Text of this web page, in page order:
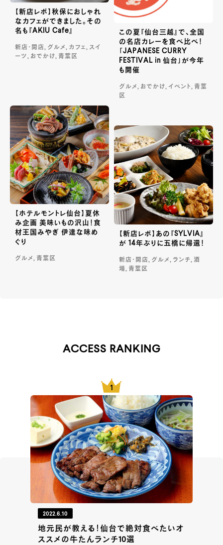
【新店レポ】秋保におしゃれ
なカフェができました。その
名も『AKIU Cafe』
新店・開店, グルメ, カフェ, スイ
ーツ, おでかけ, 青葉区
この夏『仙台三越』で、全国
の名店カレーを食べ比べ！
「JAPANESE CURRY
FESTIVAL in 仙台」が今年
も開催
グルメ, おでかけ, イベント, 青葉
区
【ホテルモントレ仙台】夏休
み企画 美味いもの沢山！食
材王国みやぎ 伊達な味め
ぐり
グルメ, 青葉区
【新店レポ】あの『SYLVIA』
が 14年ぶりに五橋に帰還！
新店・開店, グルメ, ランチ, 酒
場, 青葉区
ACCESS RANKING
2022.6.10
地元民が教える！仙台で絶対食べたいオ
ススメの牛たんランチ10選